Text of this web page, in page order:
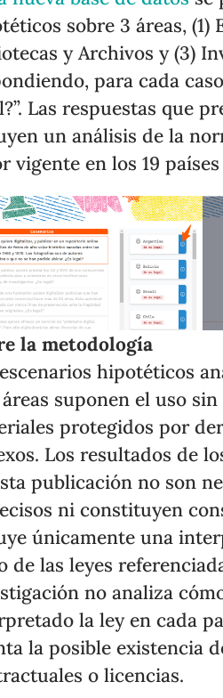
sobre 3 áreas, (1)
y Archivos y (3)
para cada
Las respuestas que
un análisis de la
vigente en los 19
la metodología
hipotéticos
suponen el uso
protegidos por
Los resultados de
publicación no son
ni constituyen
únicamente una
de las leyes
no analiza
la ley en cada
la posible existencia
o licencias.